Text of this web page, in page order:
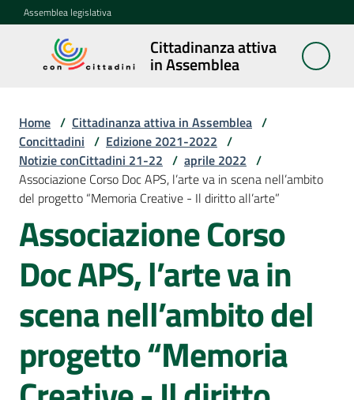
Vai al contenuto
Vai alla navigazione
Vai al footer
Assemblea legislativa
Cittadinanza attiva
in Assemblea
Cittadinanza
attiva in
Concittadini
Menu selezionato
Porte
aperte
in
Assemblea
itineranti
Percorsi
sulla
Home / Cittadinanza attiva in Assemblea /
Concittadini / Edizione 2021-2022 /
Notizie conCittadini 21-22 / aprile 2022 /
Associazione Corso Doc APS, l’arte va in scena nell’ambito
del progetto “Memoria Creative - Il diritto all’arte”
Associazione Corso
Doc APS, l’arte va in
scena nell’ambito del
progetto “Memoria